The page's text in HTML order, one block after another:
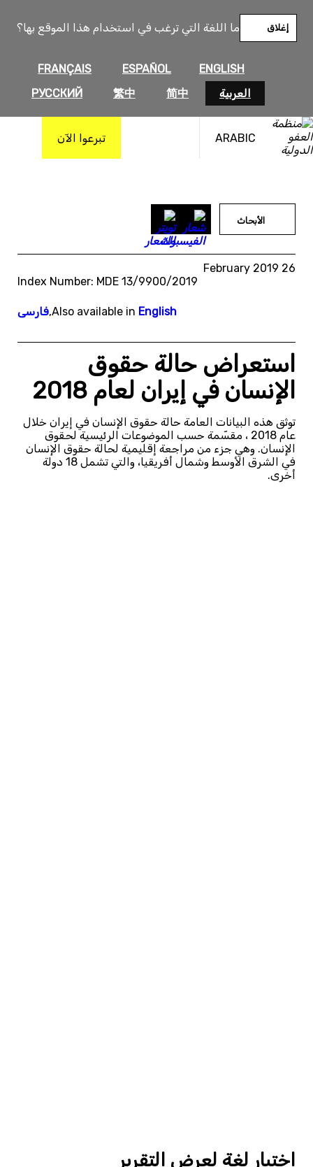
ما اللغة التي ترغب في استخدام هذا الموقع بها؟
ENGLISH
ESPAÑOL
FRANÇAIS
العربية
简中
繁中
РУССКИЙ
إغلاق
ARABIC تبرعوا الآن
المحتوى
الأبحاث
26 February 2019
Index Number: MDE 13/9900/2019
Also available in English
,فارسی
استعراض حالة حقوق
الإنسان في إيران لعام 2018
توثق هذه البيانات العامة حالة حقوق الإنسان في إيران خلال
عام 2018 ، مقسّمة حسب الموضوعات الرئيسية لحقوق
الإنسان. وهي جزء من مراجعة إقليمية لحالة حقوق الإنسان
في الشرق الأوسط وشمال أفريقيا، والتي تشمل 18 دولة
أخرى.
اختيار لغة لعرض التقرير